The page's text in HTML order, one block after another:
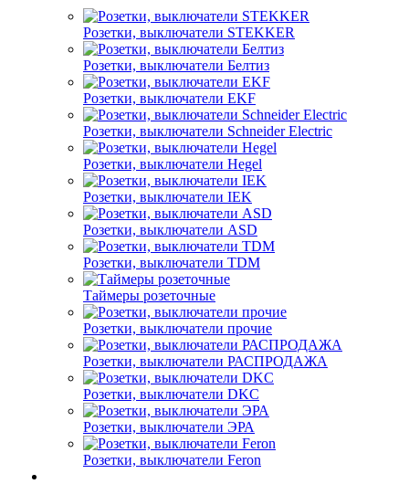
Розетки, выключатели STEKKER
Розетки, выключатели Белтиз
Розетки, выключатели EKF
Розетки, выключатели Schneider Electric
Розетки, выключатели Hegel
Розетки, выключатели IEK
Розетки, выключатели ASD
Розетки, выключатели TDM
Таймеры розеточные
Розетки, выключатели прочие
Розетки, выключатели РАСПРОДАЖА
Розетки, выключатели DKC
Розетки, выключатели ЭРА
Розетки, выключатели Feron